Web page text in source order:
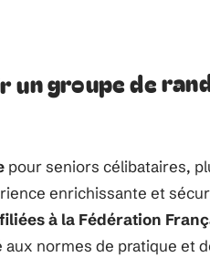
groupe de
pour seniors célibataires,
enrichissante et
à la Fédération
normes de pratique et